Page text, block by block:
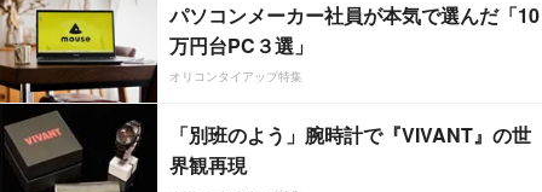
パソコンメーカー社員が本気で選んだ「10
万円台PC３選」
オリコンタイアップ特集
「別班のよう」腕時計で『VIVANT』の世
界観再現